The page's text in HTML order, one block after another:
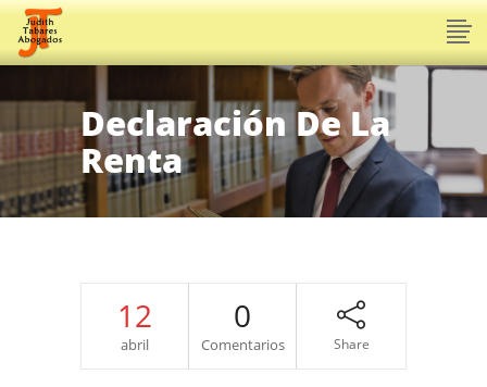
Declaración De La
Renta
12
abril
0
Comentarios Share